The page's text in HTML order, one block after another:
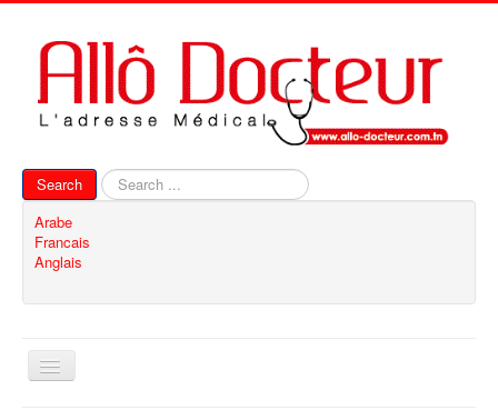
Search
Search
...
Arabe
Francais
Anglais
Toggle